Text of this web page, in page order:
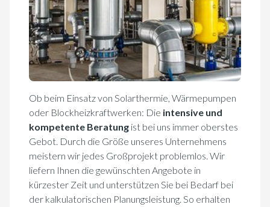
Ob beim Einsatz von Solarthermie, Wärmepumpen
oder Blockheizkraftwerken: Die intensive und
kompetente Beratung ist bei uns immer oberstes
Gebot. Durch die Größe unseres Unternehmens
meistern wir jedes Großprojekt problemlos. Wir
liefern Ihnen die gewünschten Angebote in
kürzester Zeit und unterstützen Sie bei Bedarf bei
der kalkulatorischen Planungsleistung. So erhalten